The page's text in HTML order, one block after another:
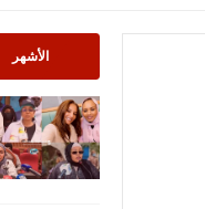
الأشهر